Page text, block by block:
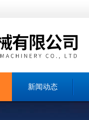
新闻动态